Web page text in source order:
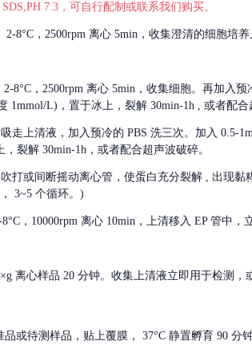
7.3，可自行配制或联系我们购买。
2-8°C，2500rpm 离心 5min，收集澄清的细胞培
2-8°C，2500rpm 离心 5min，收集细胞。再加入
1mmol/L)，置于冰上，裂解 30min-1h , 或者配合
走上清液，加入预冷的 PBS 洗三次。加入 0.5-
裂解 30min-1h，或者配合超声波破碎。
打或间断摇动离心管，使蛋白充分裂解 , 出现黏
3~5 个循环。)
8°C，10000rpm 离心 10min，上清移入 EP 管中
离心样品 20 分钟。收集上清液立即用于检测，
品或待测样品，贴上覆膜， 37°C 静置孵育 90 分钟